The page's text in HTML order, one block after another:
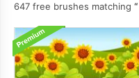
647 free brushes matching